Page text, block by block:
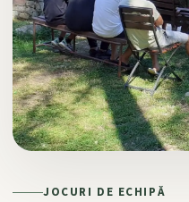
JOCURI DE ECHIPĂ